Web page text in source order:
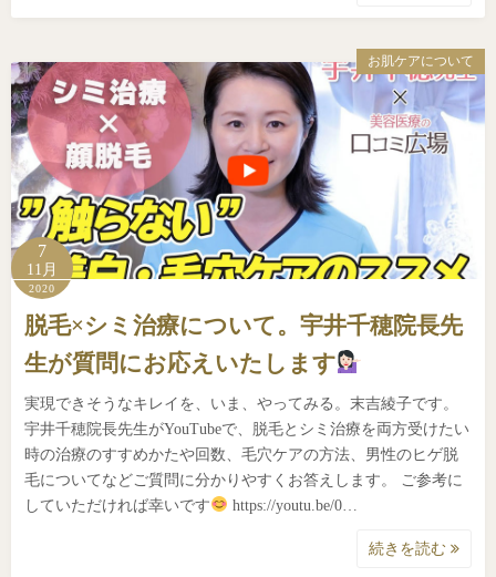
お肌ケアについて
7
11月
2020
脱毛×シミ治療について。宇井千穂院長先
生が質問にお応えいたします
実現できそうなキレイを、いま、やってみる。末吉綾子です。
宇井千穂院長先生がYouTubeで、脱毛とシミ治療を両方受けたい
時の治療のすすめかたや回数、毛穴ケアの方法、男性のヒゲ脱
毛についてなどご質問に分かりやすくお答えします。 ご参考に
していただければ幸いです
https://youtu.be/0…
続きを読む